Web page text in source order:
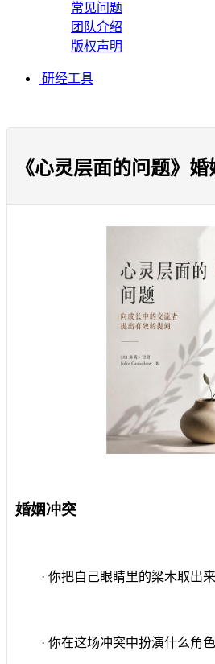
常见问题
团队介绍
版权声明
研经工具
《心灵层面的问题》
婚姻冲突
· 你把自己眼睛里的梁木取出来
· 你在这场冲突中扮演什么角色